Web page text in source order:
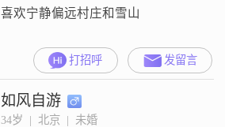
错过一次晚霞遗憾多日，也会为了
喜欢宁静偏远村庄和雪山
打招呼 发留言
如风自游
34岁  |  北京  |  未婚